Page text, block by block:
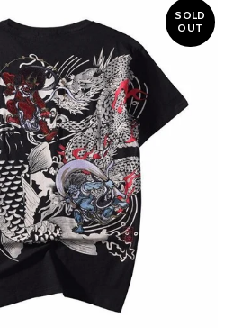
SOLD
OUT